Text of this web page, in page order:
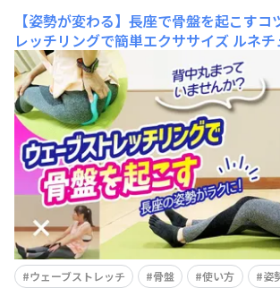
【姿勢が変わる】長座で骨盤を起こすコ
レッチリングで簡単エクササイズ ルネチ
です！ ルネサンス公式YouTube「ル
ネル」を更新しました(^^)/ 今回は
る】長座で骨盤を起こすコツ｜ウェーブ
で簡単エクササイズ &
ウェーブストレッチ 骨盤 使い方 姿